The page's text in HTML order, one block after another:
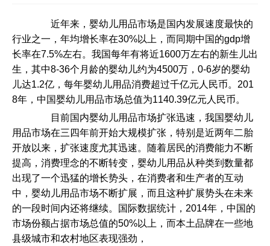
近年来，婴幼儿用品市场是国内发展速度最快的
行业之一，年均增长率在30%以上，而同期中国的gdp增
长率在7.5%左右。我国每年有将近1600万左右的新生儿出
生，其中8-36个月龄的婴幼儿约为4500万，0-6岁的婴幼
儿达1.2亿，每年婴幼儿用品消费超过千亿元人民币。201
8年，中国婴幼儿用品市场总值为1140.39亿元人民币。
目前国内婴幼儿用品市场扩张迅速，我国婴幼儿
用品市场在三四年前开始大规模扩张，特别是近两年二胎
开放以来，扩张速度尤其迅速。随着居民的消费能力不断
提高，消费理念的不断转变，婴幼儿用品从种类到数量都
出现了一个迅猛的增长势头，在消费者和生产者的互动
中，婴幼儿用品市场不断扩展，而且这种扩展势头在未来
的一段时间内还将继续。国际数据统计，2014年，中国的
市场份额占据市场总值的50%以上，而本土品牌在一些地
县级城市和农村地区表现强劲，